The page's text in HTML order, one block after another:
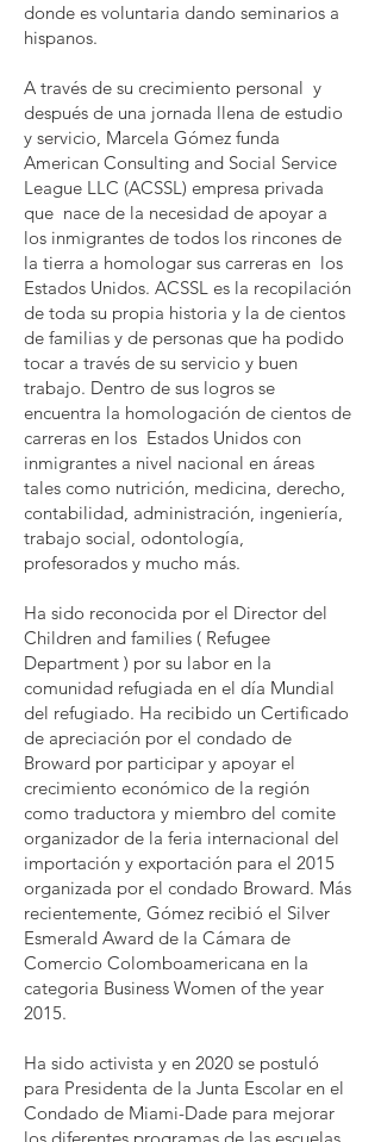
donde es voluntaria dando seminarios a
hispanos.
A través de su crecimiento personal y
después de una jornada llena de estudio
y servicio, Marcela Gómez funda
American Consulting and Social Service
League LLC (ACSSL) empresa privada
que nace de la necesidad de apoyar a
los inmigrantes de todos los rincones de
la tierra a homologar sus carreras en los
Estados Unidos. ACSSL es la recopilación
de toda su propia historia y la de cientos
de familias y de personas que ha podido
tocar a través de su servicio y buen
trabajo. Dentro de sus logros se
encuentra la homologación de cientos de
carreras en los Estados Unidos con
inmigrantes a nivel nacional en áreas
tales como nutrición, medicina, derecho,
contabilidad, administración, ingeniería,
trabajo social, odontología,
profesorados y mucho más.
Ha sido reconocida por el Director del
Children and families ( Refugee
Department ) por su labor en la
comunidad refugiada en el día Mundial
del refugiado. Ha recibido un Certificado
de apreciación por el condado de
Broward por participar y apoyar el
crecimiento económico de la región
como traductora y miembro del comite
organizador de la feria internacional del
importación y exportación para el 2015
organizada por el condado Broward. Más
recientemente, Gómez recibió el Silver
Esmerald Award de la Cámara de
Comercio Colomboamericana en la
categoria Business Women of the year
2015.
Ha sido activista y en 2020 se postuló
para Presidenta de la Junta Escolar en el
Condado de Miami-Dade para mejorar